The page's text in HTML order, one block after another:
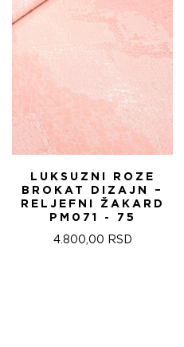
LUKSUZNI ROZE
BROKAT DIZAJN –
RELJEFNI ŽAKARD
PM071 - 75
4.800,00 RSD